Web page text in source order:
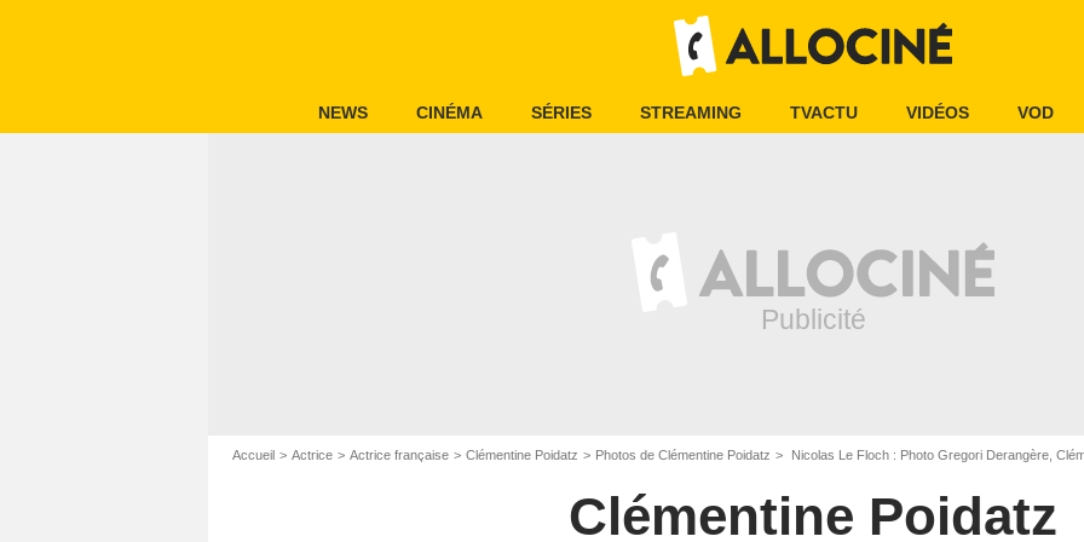
NEWS CINÉMA SÉRIES STREAMING TVACTU VIDÉOS VOD
Accueil Actrice Actrice française Clémentine Poidatz Photos de Clémentine Poidatz Nicolas Le Floch : Photo Gregori Derangère,
Clémentine Poidatz